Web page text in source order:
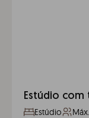
Estúdio com
Estúdio